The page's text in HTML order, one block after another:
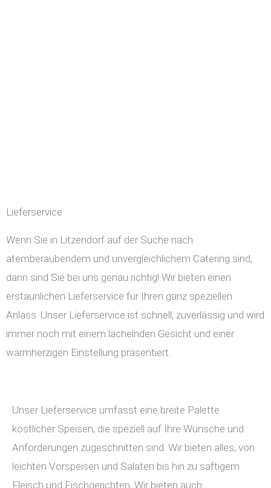
Lieferservice
Wenn Sie in Litzendorf auf der Suche nach
atemberaubendem und unvergleichlichem Catering sind,
dann sind Sie bei uns genau richtig! Wir bieten einen
erstaunlichen Lieferservice für Ihren ganz speziellen
Anlass. Unser Lieferservice ist schnell, zuverlässig und wird
immer noch mit einem lächelnden Gesicht und einer
warmherzigen Einstellung präsentiert.
Unser Lieferservice umfasst eine breite Palette
köstlicher Speisen, die speziell auf Ihre Wünsche und
Anforderungen zugeschnitten sind. Wir bieten alles, von
leichten Vorspeisen und Salaten bis hin zu saftigem
Fleisch und Fischgerichten. Wir bieten auch